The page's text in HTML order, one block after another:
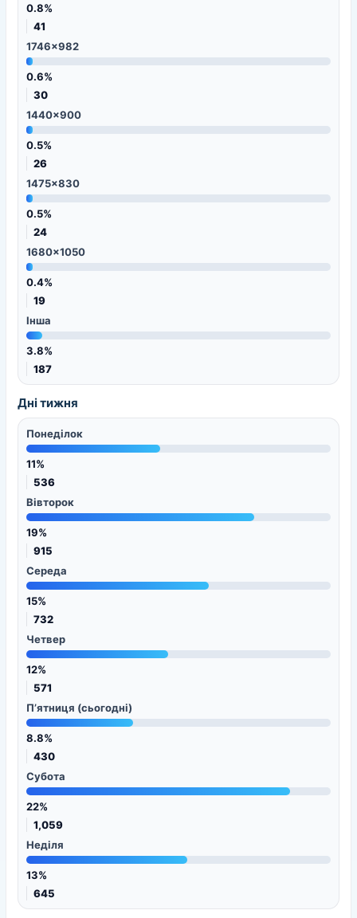
0.8%
41
1746x982
0.6%
30
1440x900
0.5%
26
1475x830
0.5%
24
1680x1050
0.4%
19
Інша
3.8%
187
Дні тижня
Понеділок
11%
536
Вівторок
19%
915
Середа
15%
732
Четвер
12%
571
П’ятниця (сьогодні)
8.8%
430
Субота
22%
1,059
Неділя
13%
645